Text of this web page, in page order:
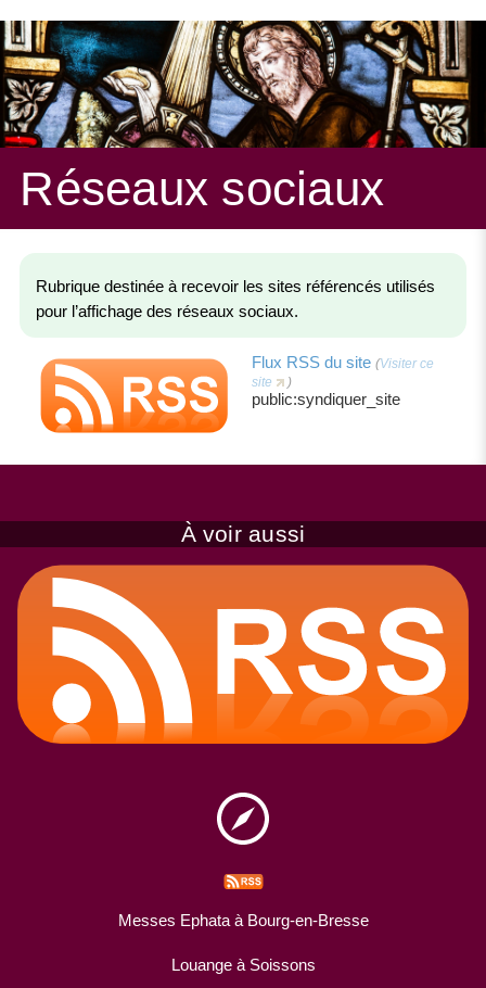
Réseaux sociaux
Rubrique destinée à recevoir les sites référencés utilisés
pour l’affichage des réseaux sociaux.
Flux RSS du site (Visiter ce
site
)
public:syndiquer_site
À voir aussi
Messes Ephata à Bourg-en-Bresse
Louange à Soissons